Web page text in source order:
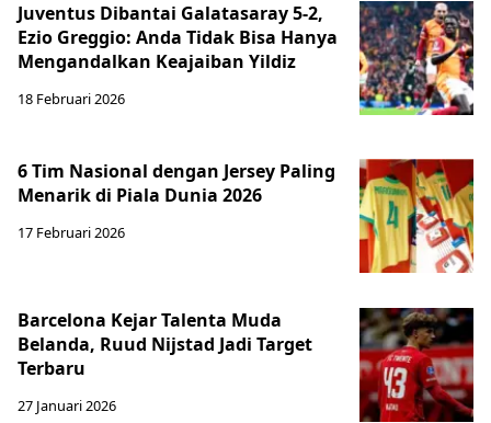
Juventus Dibantai Galatasaray 5-2,
Ezio Greggio: Anda Tidak Bisa Hanya
Mengandalkan Keajaiban Yildiz
18 Februari 2026
6 Tim Nasional dengan Jersey Paling
Menarik di Piala Dunia 2026
17 Februari 2026
Barcelona Kejar Talenta Muda
Belanda, Ruud Nijstad Jadi Target
Terbaru
27 Januari 2026